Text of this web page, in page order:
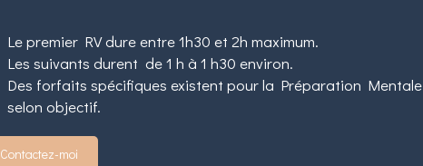
Le premier RV dure entre 1h30 et 2h maximum.
Les suivants durent de 1 h à 1 h30 environ.
Des forfaits spécifiques existent pour la Préparation Mentale
selon objectif.
Contactez-moi